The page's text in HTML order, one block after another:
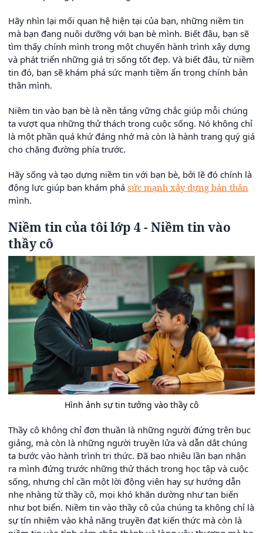
Hãy nhìn lại mối quan hệ hiện tại của bạn, những niềm tin
mà bạn đang nuôi dưỡng với bạn bè mình. Biết đâu, bạn sẽ
tìm thấy chính mình trong một chuyến hành trình xây dựng
và phát triển những giá trị sống tốt đẹp. Và biết đâu, từ niềm
tin đó, bạn sẽ khám phá sức mạnh tiềm ẩn trong chính bản
thân mình.
Niềm tin vào bạn bè là nền tảng vững chắc giúp mỗi chúng
ta vượt qua những thử thách trong cuộc sống. Nó không chỉ
là một phần quá khứ đáng nhớ mà còn là hành trang quý giá
cho chặng đường phía trước.
Hãy sống và tạo dựng niềm tin với bạn bè, bởi lẽ đó chính là
động lực giúp bạn khám phá sức mạnh xây dựng bản thân
mình.
Niềm tin của tôi lớp 4 - Niềm tin vào
thầy cô
Hình ảnh sự tin tưởng vào thầy cô
Thầy cô không chỉ đơn thuần là những người đứng trên bục
giảng, mà còn là những người truyền lửa và dẫn dắt chúng
ta bước vào hành trình tri thức. Đã bao nhiêu lần bạn nhận
ra mình đứng trước những thử thách trong học tập và cuộc
sống, nhưng chỉ cần một lời động viên hay sự hướng dẫn
nhẹ nhàng từ thầy cô, mọi khó khăn dường như tan biến
như bọt biển. Niềm tin vào thầy cô của chúng ta không chỉ là
sự tín nhiệm vào khả năng truyền đạt kiến thức mà còn là